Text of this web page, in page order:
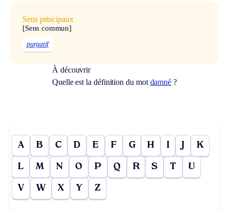
Sens principaux
[Sens commun]
purgatif
À découvrir
Quelle est la définition du mot damné ?
A B C D E F G H I J K
L M N O P Q R S T U
V W X Y Z